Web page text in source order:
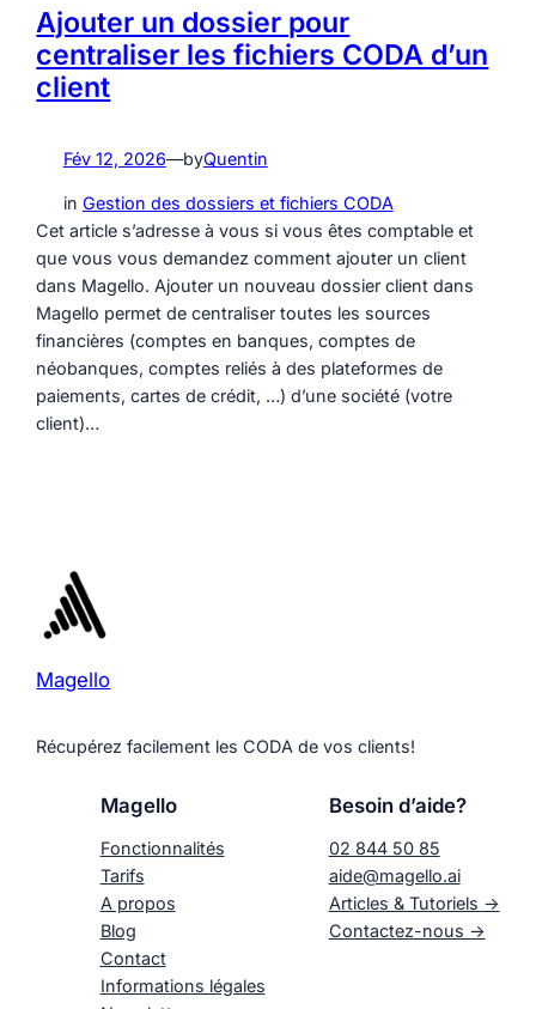
Ajouter un dossier pour
centraliser les fichiers CODA d’un
client
Fév 12, 2026—byQuentin
in Gestion des dossiers et fichiers CODA
Cet article s’adresse à vous si vous êtes comptable et
que vous vous demandez comment ajouter un client
dans Magello. Ajouter un nouveau dossier client dans
Magello permet de centraliser toutes les sources
financières (comptes en banques, comptes de
néobanques, comptes reliés à des plateformes de
paiements, cartes de crédit, …) d’une société (votre
client)…
Magello
Récupérez facilement les CODA de vos clients!
Magello
Fonctionnalités
Tarifs
A propos
Blog
Contact
Informations légales
Besoin d’aide?
02 844 50 85
aide@magello.ai
Articles & Tutoriels ->
Contactez-nous ->